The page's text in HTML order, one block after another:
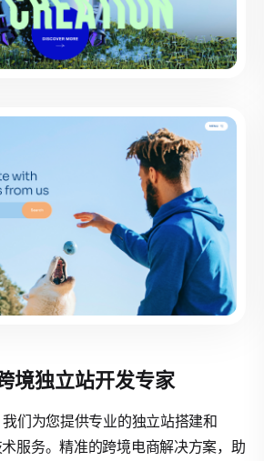
境独立站开发专家
们为您提供专业的独立站搭建和
服务。精准的跨境电商解决方案，助